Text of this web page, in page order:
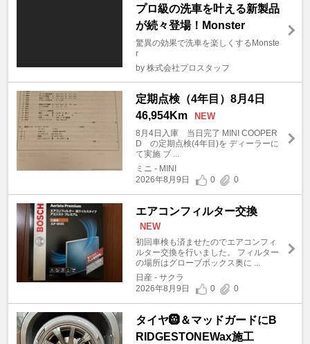
プロ級の洗車を叶える新製品
が続々登場！Monster
驚異の効果で洗車を楽しくするMonste
r
by 株式会社プロスタッフ
定期点検（4年目）8月4日
46,954Km
NEW
8月4日入庫 当日完了 MINI COOPER
D の定期点検(4年目)を ディーラーに
て実施 ブ ...
ミニ - MINI
2026年8月9日
0 0
エアコンフィルター交換
NEW
初回車検も済ませたのでエアコンフィ
ルター交換を行いました。 フィルター
の場所はグローブボックス奥に ...
日産 - サクラ
2026年8月9日
0 0
タイヤ🛞＆マッドガードにB
RIDGESTONEWax施工